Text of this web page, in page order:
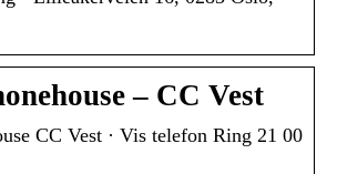
– CC Vest
CC Vest · Vis telefon Ring 21 00